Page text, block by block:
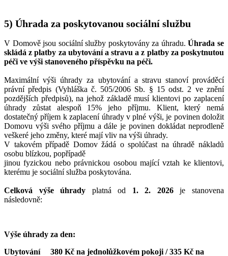
5) Úhrada za poskytovanou sociální službu
V Domově jsou sociální služby poskytovány za úhradu.Úhrada se
skládá z platby za ubytování a stravu a z platby za poskytnutou
péči ve výši stanoveného příspěvku na péči.
Maximální výši úhrady za ubytování a stravu stanoví prováděcí
právní předpis (Vyhláška č. 505/2006 Sb. § 15 odst. 2 ve znění
pozdějších předpisů), na jehož základě musí klientovi po zaplacení
úhrady zůstat alespoň 15% jeho příjmu. Klient, který nemá
dostatečný příjem k zaplacení úhrady v plné výši, je povinen doložit
Domovu výši svého příjmu a dále je povinen dokládat neprodleně
veškeré jeho změny, které mají vliv na výši úhrady.
V takovém případě Domov žádá o spolúčast na úhradě nákladů
osobu blízkou, popřípadě
jinou fyzickou nebo právnickou osobou mající vztah ke klientovi,
kterému je sociální služba poskytována.
Celková výše úhrady platná od 1. 2. 2026je stanovena
následovně:
Výše úhrady za den:
Ubytování 380 Kč na jednolůžkovém pokoji / 335 Kč na